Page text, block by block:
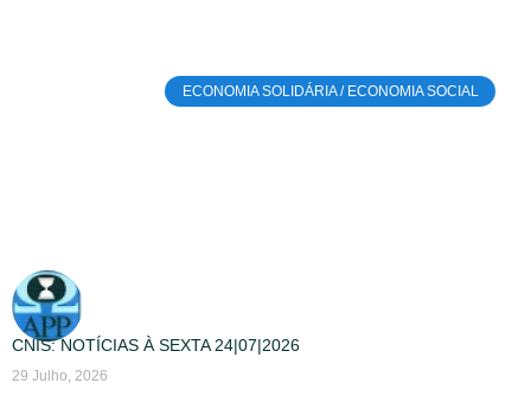
ECONOMIA SOLIDÁRIA / ECONOMIA SOCIAL
CNIS: NOTÍCIAS À SEXTA 24|07|2026
29 Julho, 2026